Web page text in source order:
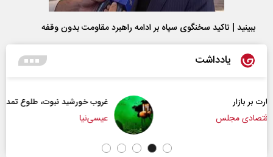
ببینید | تاکید سخنگوی سپاه بر ادامه راهبرد مقاومت بدون وقفه
یادداشت
غروب خورشید نبوت، طلوع تمدن امت